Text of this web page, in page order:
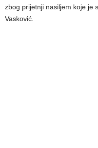
zbog prijetnji nasiljem koje je
Vasković.